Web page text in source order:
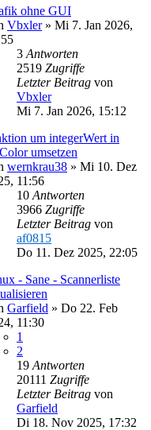
ohne GUI
Vbxler» Mi 7. Jan 2026,
3 Antworten
2519 Zugriffe
Letzter Beitrag von
Vbxler
Mi 7. Jan 2026, 15:12
um integerWert in
umsetzen
wernkrau38 » Mi 10. Dez
11:56
10 Antworten
3966 Zugriffe
Letzter Beitrag von
af0815
Do 11. Dez 2025, 22:05
- Sane - Scannerliste
Garfield » Do 22. Feb
11:30
1
2
19 Antworten
20111 Zugriffe
Letzter Beitrag von
Garfield
Di 18. Nov 2025, 17:32